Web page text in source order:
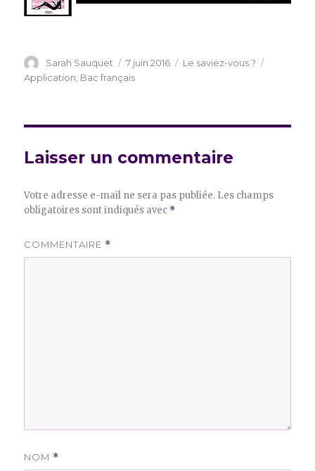
Auteur
Sarah Sauquet
Publié
le
7 juin 2016 Catégories
Le saviez-vous ?
Application Bac français
Laisser un commentaire
Votre adresse e-mail ne sera pas publiée. Les champs
obligatoires sont indiqués avec *
COMMENTAIRE *
NOM *